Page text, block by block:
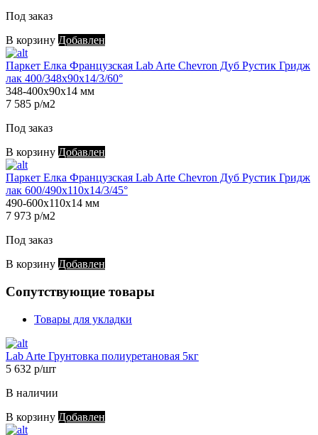
Под заказ
В корзину Добавлен
Паркет Елка Французская Lab Arte Chevron Дуб Рустик Гридж
лак 400/348х90х14/3/60°
348-400х90х14 мм
7 585 р/м2
Под заказ
В корзину Добавлен
Паркет Елка Французская Lab Arte Chevron Дуб Рустик Гридж
лак 600/490х110х14/3/45°
490-600х110х14 мм
7 973 р/м2
Под заказ
В корзину Добавлен
Сопутствующие товары
Товары для укладки
Lab Arte Грунтовка полиуретановая 5кг
5 632 р/шт
В наличии
В корзину Добавлен